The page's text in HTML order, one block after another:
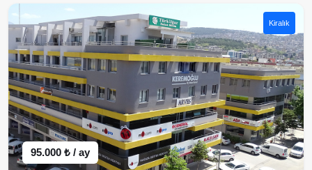
Kiralık
95.000 ₺ / ay